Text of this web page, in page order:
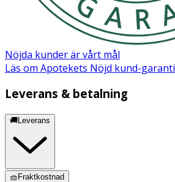
Nöjda kunder är vårt mål
Läs om Apotekets Nöjd kund-garanti
Leverans & betalning
🚚Leverans
🧺Fraktkostnad